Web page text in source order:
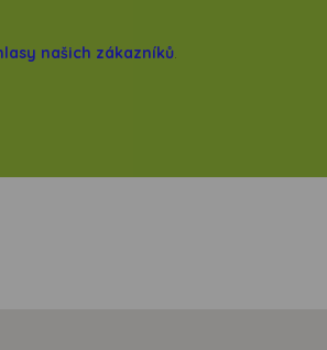
našich zákazníků.